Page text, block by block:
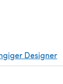
Designer